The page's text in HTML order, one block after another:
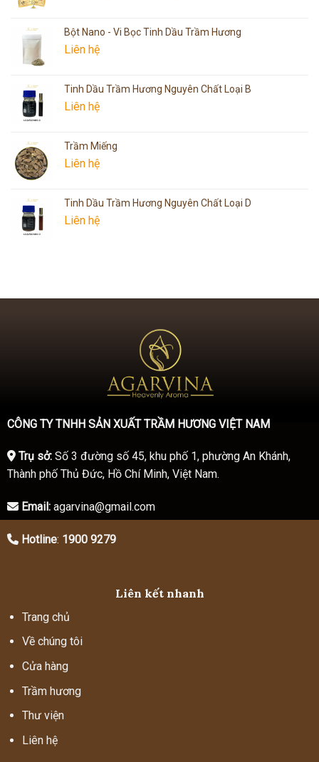
Bột Nano - Vi Bọc Tinh Dầu Trầm Hương
Liên hệ
Tinh Dầu Trầm Hương Nguyên Chất Loại B
Liên hệ
Trầm Miếng
Liên hệ
Tinh Dầu Trầm Hương Nguyên Chất Loại D
Liên hệ
CÔNG TY TNHH SẢN XUẤT TRẦM HƯƠNG VIỆT NAM
Trụ sở: Số 3 đường số 45, khu phố 1, phường An Khánh,
Thành phố Thủ Đức, Hồ Chí Minh, Việt Nam.
Email: agarvina@gmail.com
Hotline: 1900 9279
Liên kết nhanh
Trang chủ
Về chúng tôi
Cửa hàng
Trầm hương
Thư viện
Liên hệ